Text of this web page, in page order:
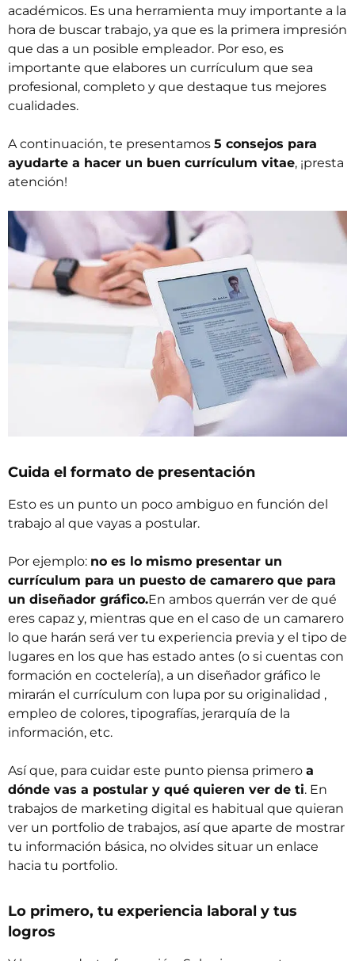
académicos. Es una herramienta muy importante a la
hora de buscar trabajo, ya que es la primera impresión
que das a un posible empleador. Por eso, es
importante que elabores un currículum que sea
profesional, completo y que destaque tus mejores
cualidades.
A continuación, te presentamos 5 consejos para
ayudarte a hacer un buen currículum vitae, ¡presta
atención!
Cuida el formato de presentación
Esto es un punto un poco ambiguo en función del
trabajo al que vayas a postular.
Por ejemplo: no es lo mismo presentar un
currículum para un puesto de camarero que para
un diseñador gráfico.En ambos querrán ver de qué
eres capaz y, mientras que en el caso de un camarero
lo que harán será ver tu experiencia previa y el tipo de
lugares en los que has estado antes (o si cuentas con
formación en coctelería), a un diseñador gráfico le
mirarán el currículum con lupa por su originalidad ,
empleo de colores, tipografías, jerarquía de la
información, etc.
Así que, para cuidar este punto piensa primero a
dónde vas a postular y qué quieren ver de ti. En
trabajos de marketing digital es habitual que quieran
ver un portfolio de trabajos, así que aparte de mostrar
tu información básica, no olvides situar un enlace
hacia tu portfolio.
Lo primero, tu experiencia laboral y tus
logros